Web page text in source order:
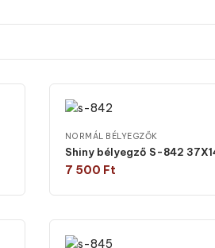
NORMÁL BÉLYEGZŐK
Shiny bélyegző S-842
7 500 Ft
Válasszon típust